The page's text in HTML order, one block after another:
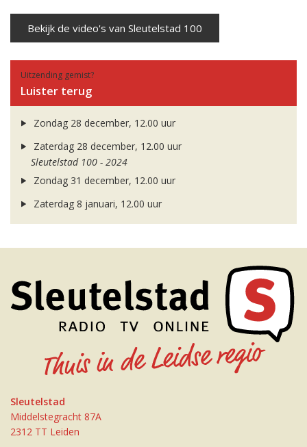
Bekijk de video's van Sleutelstad 100
Uitzending gemist?
Luister terug
Zondag 28 december, 12.00 uur
Zaterdag 28 december, 12.00 uur
Sleutelstad 100 - 2024
Zondag 31 december, 12.00 uur
Zaterdag 8 januari, 12.00 uur
Sleutelstad
Middelstegracht 87A
2312 TT Leiden